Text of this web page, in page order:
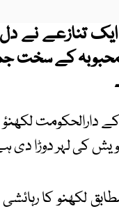
تنازعے نے دل
محبوبہ کے سخت
کے دارالحکومت
کی لہر دوڑا دی